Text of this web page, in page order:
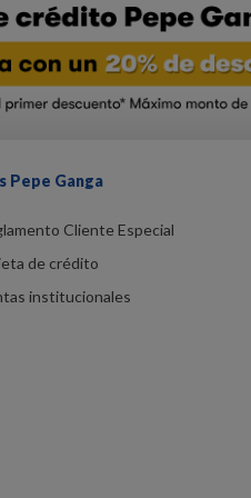
Pepe Ganga
Cliente Especial
de crédito
institucionales